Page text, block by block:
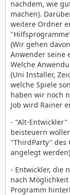
nachdem, wie
machen).
weitere Ordner
(Wir gehen
Anwender seine
Welche
(Uni Installer,
welche Spiele
haben wir noch
Job wird Rainer
- "Alt-Entwickler"
beisteuern
"ThirdParty" des
angelegt
- Entwickler, die
nach
Programm